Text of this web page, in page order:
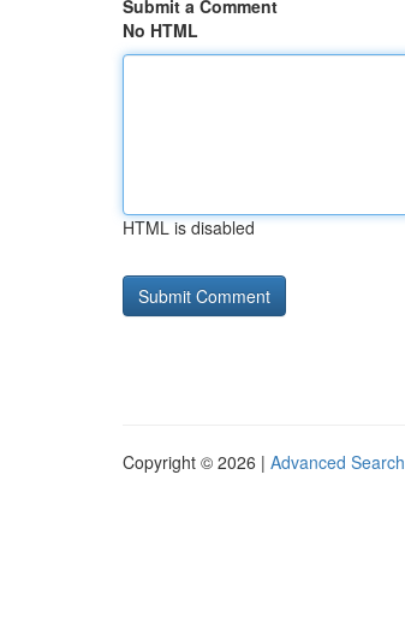
Submit a Comment
No HTML
HTML is disabled
Copyright © 2026 | Advanced Search